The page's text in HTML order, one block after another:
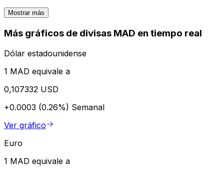
Mostrar más
Más gráficos de divisas MAD en tiempo real
Dólar estadounidense
1 MAD equivale a
0,107332 USD
+0.0003 (0.26%) Semanal
Ver gráfico
Euro
1 MAD equivale a